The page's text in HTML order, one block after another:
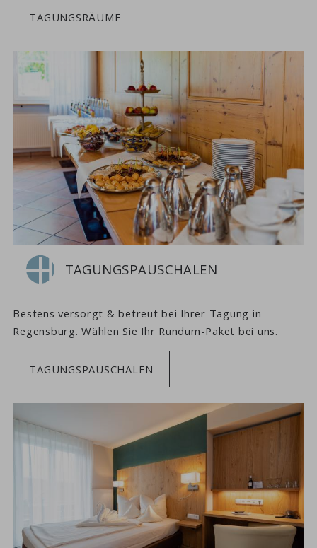
TAGUNGSRÄUME
TAGUNGSPAUSCHALEN
Bestens versorgt & betreut bei Ihrer Tagung in
Regensburg. Wählen Sie Ihr Rundum-Paket bei uns.
TAGUNGSPAUSCHALEN